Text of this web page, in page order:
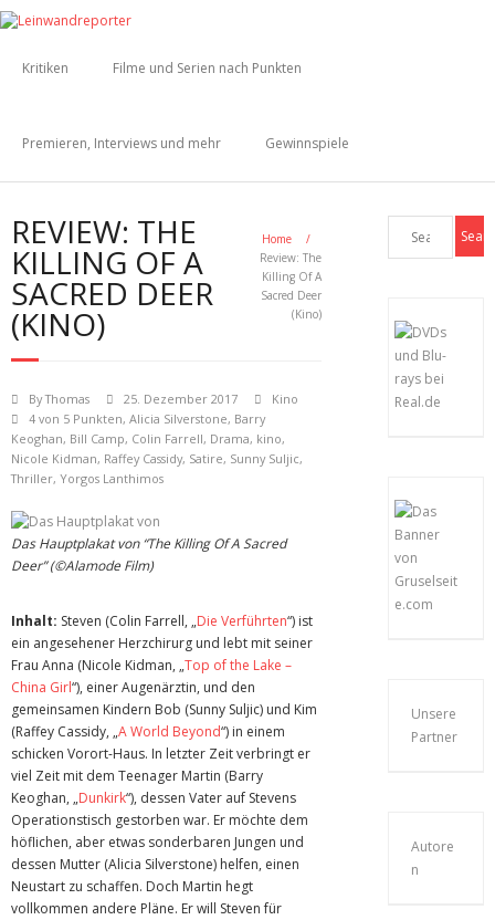
Kritiken Filme und Serien nach Punkten
Premieren, Interviews und mehr Gewinnspiele
REVIEW: THE
KILLING OF A
SACRED DEER
(KINO)
Home
/
Review: The
Killing Of A
Sacred Deer
(Kino)
ByThomas 25. Dezember 2017
Kino
4 von 5 Punkten, Alicia Silverstone, Barry
Keoghan, Bill Camp, Colin Farrell, Drama, kino,
Nicole Kidman, Raffey Cassidy, Satire, Sunny Suljic,
Thriller, Yorgos Lanthimos
Das Hauptplakat von “The Killing Of A Sacred
Deer” (©Alamode Film)
Inhalt: Steven (Colin Farrell, „Die Verführten“) ist
ein angesehener Herzchirurg und lebt mit seiner
Frau Anna (Nicole Kidman, „Top of the Lake –
China Girl“), einer Augenärztin, und den
gemeinsamen Kindern Bob (Sunny Suljic) und Kim
(Raffey Cassidy, „A World Beyond“) in einem
schicken Vorort-Haus. In letzter Zeit verbringt er
viel Zeit mit dem Teenager Martin (Barry
Keoghan, „Dunkirk“), dessen Vater auf Stevens
Operationstisch gestorben war. Er möchte dem
höflichen, aber etwas sonderbaren Jungen und
dessen Mutter (Alicia Silverstone) helfen, einen
Neustart zu schaffen. Doch Martin hegt
vollkommen andere Pläne. Er will Steven für
Unsere
Partner
Autore
n